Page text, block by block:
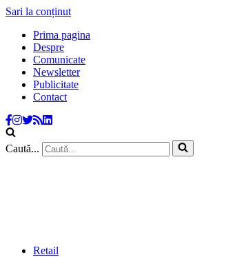
Sari la conținut
Prima pagina
Despre
Comunicate
Newsletter
Publicitate
Contact
Caută...
Retail